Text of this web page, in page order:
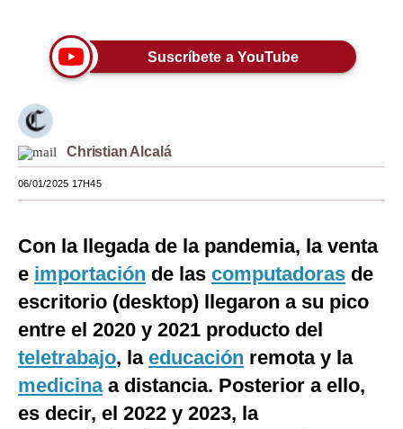
Moda
Estilos
Mundo
EEUU
México
Tecnología
Club del Suscriptor
Mix
G de Gestión
Suscríbete a YouTube
Christian Alcalá
06/01/2025 17H45
Con la llegada de la pandemia, la venta
e importación de las computadoras de
escritorio (desktop) llegaron a su pico
entre el 2020 y 2021 producto del
teletrabajo, la educación remota y la
medicinaa distancia. Posterior a ello,
es decir, el 2022 y 2023, la